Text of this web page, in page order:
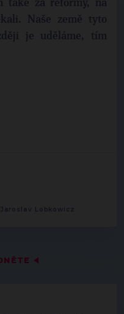
◀
také za reformy, na
Naše země tyto
je uděláme, tím
Lobkowicz